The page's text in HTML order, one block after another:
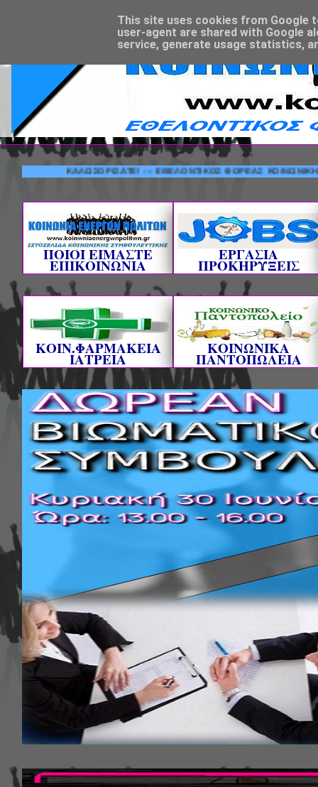
ΚΑΛΩΣΟΡΙΣΑΤΕ! --- ΕΘΕΛΟΝΤΙΚΟΣ ΦΟΡΕΑΣ ΚΟΙΝΩΝΙΚΗΣ
ΠΟΙΟΙ ΕΙΜΑΣΤΕ
ΕΠΙΚΟΙΝΩΝΙΑ
ΕΡΓΑΣΙΑ
ΠΡΟΚΗΡΥΞΕΙΣ
ΚΟΙΝ.ΦΑΡΜΑΚΕΙΑ
ΙΑΤΡΕΙΑ
ΚΟΙΝΩΝΙΚΑ
ΠΑΝΤΟΠΩΛΕΙΑ
This site uses cookies from Google
user-agent are shared with Google
service, generate usage statistics,